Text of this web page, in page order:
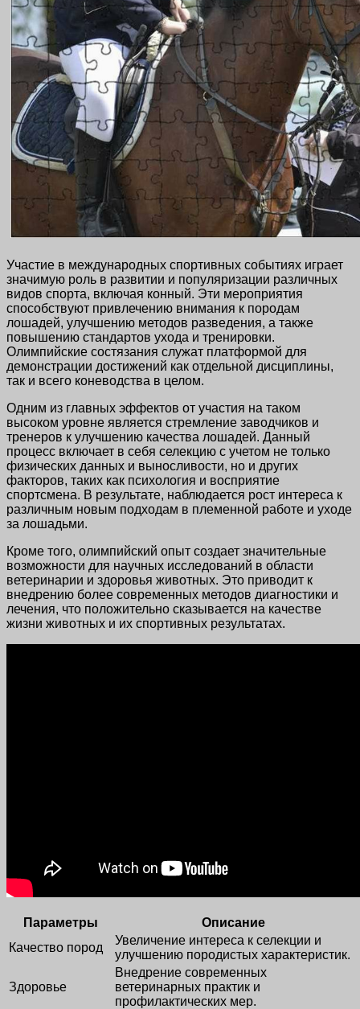
Участие в международных спортивных событиях играет
значимую роль в развитии и популяризации различных
видов спорта, включая конный. Эти мероприятия
способствуют привлечению внимания к породам
лошадей, улучшению методов разведения, а также
повышению стандартов ухода и тренировки.
Олимпийские состязания служат платформой для
демонстрации достижений как отдельной дисциплины,
так и всего коневодства в целом.
Одним из главных эффектов от участия на таком
высоком уровне является стремление заводчиков и
тренеров к улучшению качества лошадей. Данный
процесс включает в себя селекцию с учетом не только
физических данных и выносливости, но и других
факторов, таких как психология и восприятие
спортсмена. В результате, наблюдается рост интереса к
различным новым подходам в племенной работе и уходе
за лошадьми.
Кроме того, олимпийский опыт создает значительные
возможности для научных исследований в области
ветеринарии и здоровья животных. Это приводит к
внедрению более современных методов диагностики и
лечения, что положительно сказывается на качестве
жизни животных и их спортивных результатах.
Параметры
Описание
Качество пород
Увеличение интереса к селекции и
улучшению породистых характеристик.
Здоровье
Внедрение современных
ветеринарных практик и
профилактических мер.